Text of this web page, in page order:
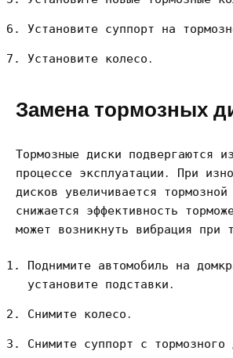
Установите суппорт на
Установите колесо․
Замена тормозных
Тормозные диски подвергаются
процессе эксплуатации․ При
дисков увеличивается
снижается эффективность
может возникнуть вибрация при
Поднимите автомобиль на
установите подставки․
Снимите колесо․
Снимите суппорт с тормозного